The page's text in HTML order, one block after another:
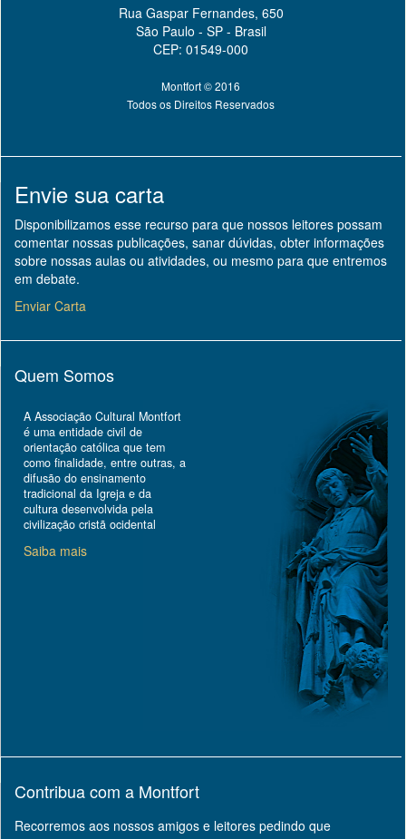
Rua Gaspar Fernandes, 650
São Paulo - SP - Brasil
CEP: 01549-000
Montfort © 2016
Todos os Direitos Reservados
Envie sua carta
Disponibilizamos esse recurso para que nossos leitores possam
comentar nossas publicações, sanar dúvidas, obter informações
sobre nossas aulas ou atividades, ou mesmo para que entremos
em debate.
Enviar Carta
Quem Somos
A Associação Cultural Montfort
é uma entidade civil de
orientação católica que tem
como finalidade, entre outras, a
difusão do ensinamento
tradicional da Igreja e da
cultura desenvolvida pela
civilização cristã ocidental
Saiba mais
Contribua com a Montfort
Recorremos aos nossos amigos e leitores pedindo que